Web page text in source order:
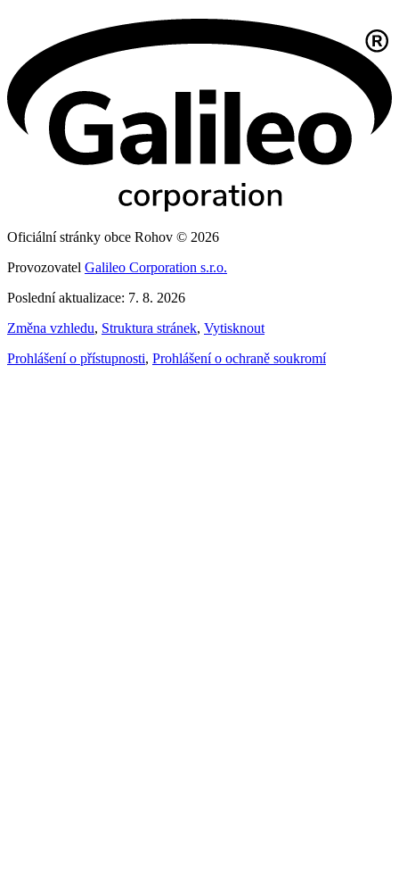
Oficiální stránky obce Rohov © 2026
Provozovatel Galileo Corporation s.r.o.
Poslední aktualizace: 7. 8. 2026
Změna vzhledu, Struktura stránek, Vytisknout
Prohlášení o přístupnosti, Prohlášení o ochraně soukromí